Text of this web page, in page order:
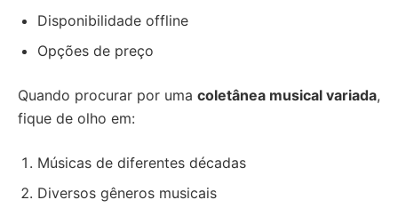
Disponibilidade offline
Opções de preço
Quando procurar por uma coletânea musical variada,
fique de olho em:
Músicas de diferentes décadas
Diversos gêneros musicais